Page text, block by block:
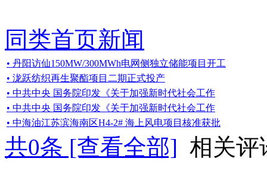
同类首页新闻
• 丹阳访仙150MW/300MWh电网侧独立储能项目开工
• 泷跃纺织再生聚酯项目二期正式投产
• 中共中央 国务院印发《关于加强新时代社会工作
• 中共中央 国务院印发《关于加强新时代社会工作
• 中海油江苏滨海南区H4-2# 海上风电项目核准获批
共0条 [查看全部] 相关评